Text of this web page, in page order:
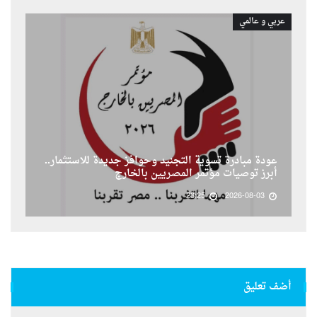
عربي و عالمي
عودة مبادرة تسوية التجنيد وحوافز جديدة للاستثمار..
أبرز توصيات مؤتمر المصريين بالخارج
2026-08-03
23:25
أضف تعليق